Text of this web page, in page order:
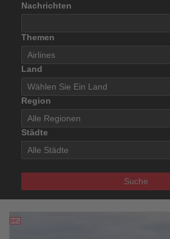
Nachrichten
Themen
Land
Region
Städte
Suche